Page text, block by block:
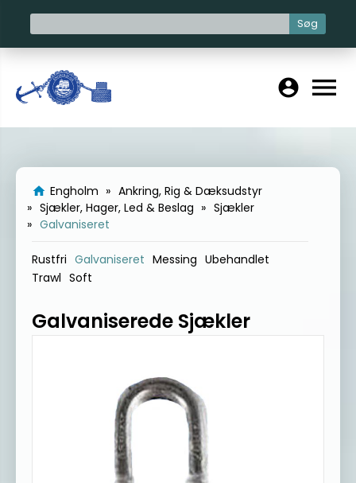
Søg
account_circle menu
home Engholm
Ankring, Rig & Dæksudstyr
Sjækler, Hager, Led & Beslag
Sjækler
Galvaniseret
Rustfri Galvaniseret Messing Ubehandlet
Trawl Soft
Galvaniserede Sjækler